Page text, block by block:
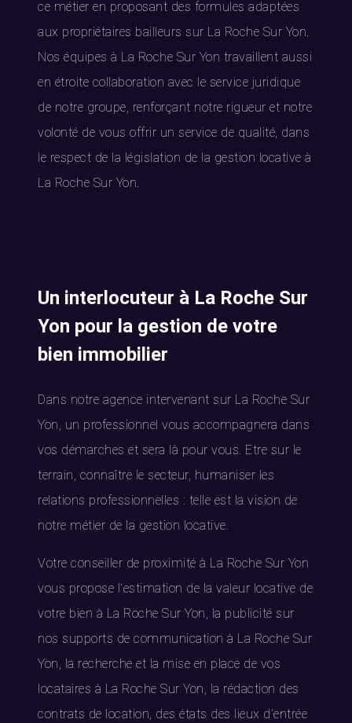
ce métier en proposant des formules adaptées
aux propriétaires bailleurs sur La Roche Sur Yon.
Nos équipes à La Roche Sur Yon travaillent aussi
en étroite collaboration avec le service juridique
de notre groupe, renforçant notre rigueur et notre
volonté de vous offrir un service de qualité, dans
le respect de la législation de la gestion locative à
La Roche Sur Yon.
Un interlocuteur à La Roche Sur
Yon pour la gestion de votre
bien immobilier
Dans notre agence intervenant sur La Roche Sur
Yon, un professionnel vous accompagnera dans
vos démarches et sera là pour vous. Etre sur le
terrain, connaître le secteur, humaniser les
relations professionnelles : telle est la vision de
notre métier de la gestion locative.
Votre conseiller de proximité à La Roche Sur Yon
vous propose l’estimation de la valeur locative de
votre bien à La Roche Sur Yon, la publicité sur
nos supports de communication à La Roche Sur
Yon, la recherche et la mise en place de vos
locataires à La Roche Sur Yon, la rédaction des
contrats de location, des états des lieux d’entrée